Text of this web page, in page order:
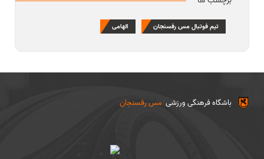
تیم فوتبال مس رفسنجان الهامی
مس رفسنجان باشگاه فرهنگی ورزشی